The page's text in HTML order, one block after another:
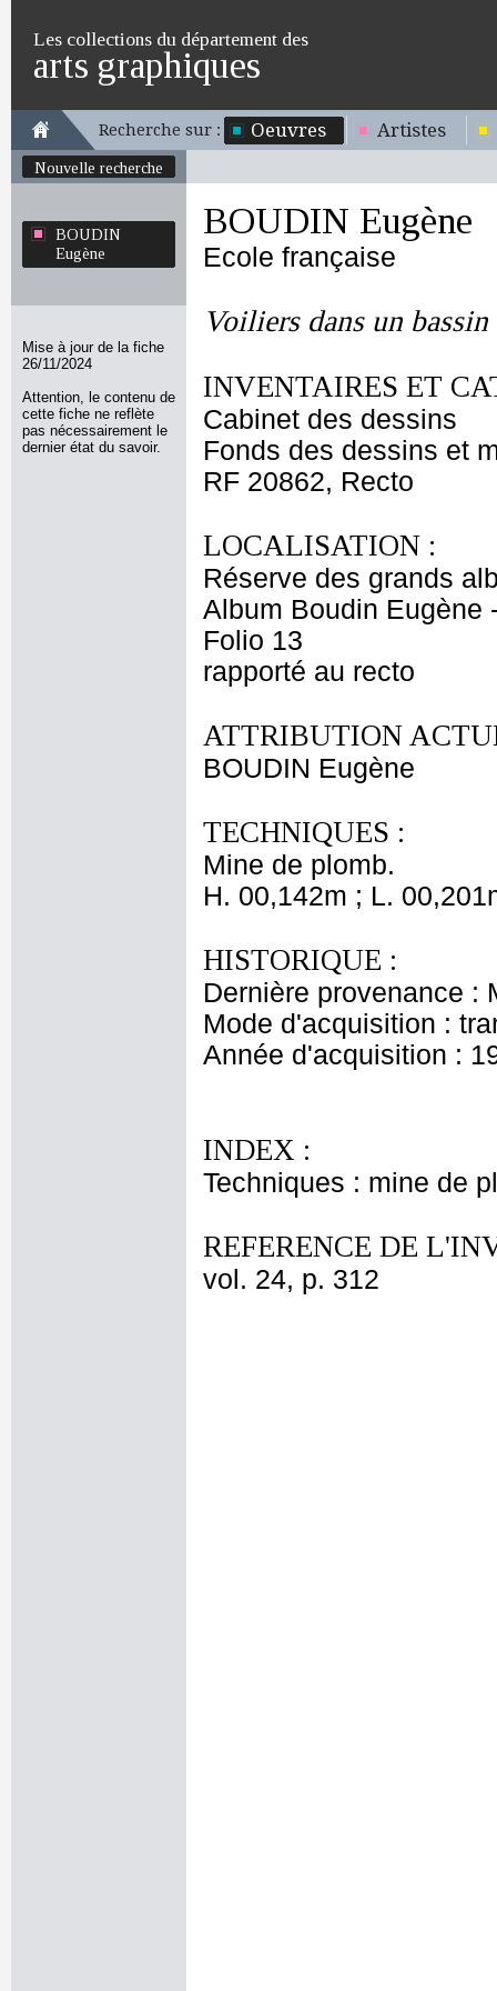
Les collections du département des
arts graphiques
Recherche sur : Oeuvres Artistes
Nouvelle recherche
BOUDIN
Eugène
Mise à jour de la fiche
26/11/2024
Attention, le contenu de
cette fiche ne reflète
pas nécessairement le
dernier état du savoir.
BOUDIN Eugène
Ecole française
Voiliers dans un
INVENTAIRES ET
Cabinet des dessins
Fonds des dessins et
RF 20862, Recto
LOCALISATION :
Réserve des grands
Album Boudin Eugène
Folio 13
rapporté au recto
ATTRIBUTION
BOUDIN Eugène
TECHNIQUES :
Mine de plomb.
H. 00,142m ; L.
HISTORIQUE :
Dernière provenance :
Mode d'acquisition :
Année d'acquisition :
INDEX :
Techniques : mine de
REFERENCE DE
vol. 24, p. 312